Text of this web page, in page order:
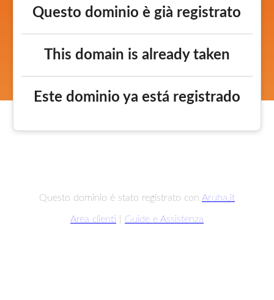
Questo dominio è già registrato
This domain is already taken
Este dominio ya está registrado
Questo dominio è stato registrato con Aruba.it
Area clienti Guide e Assistenza